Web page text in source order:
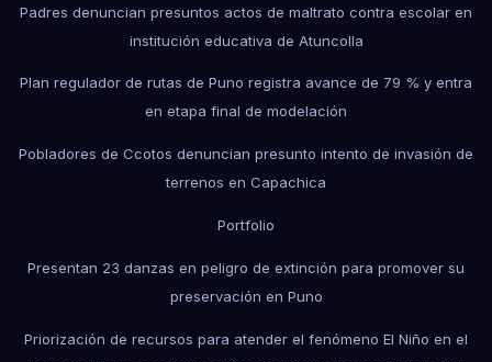
Padres denuncian presuntos actos de maltrato contra escolar en
institución educativa de Atuncolla
Plan regulador de rutas de Puno registra avance de 79 % y entra
en etapa final de modelación
Pobladores de Ccotos denuncian presunto intento de invasión de
terrenos en Capachica
Portfolio
Presentan 23 danzas en peligro de extinción para promover su
preservación en Puno
Priorización de recursos para atender el fenómeno El Niño en el